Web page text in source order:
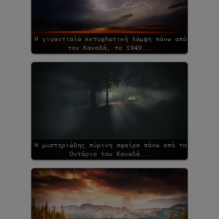
Η γιγαντιαία εκτυφλωτική λάμψη πάνω από
τον Καναδά, το 1949...
Η μυστηριώδης πύρινη σφαίρα πάνω από το
Οντάριο του Καναδά...